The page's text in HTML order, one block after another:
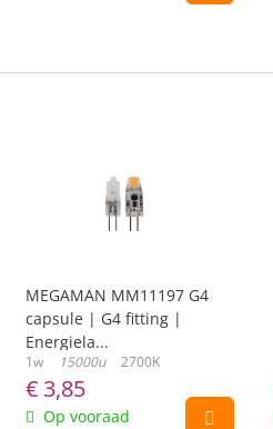
MEGAMAN MM11197 G4
capsule | G4 fitting |
Energiela...
1w 15000u 2700K
€ 3,85
Op vooraad